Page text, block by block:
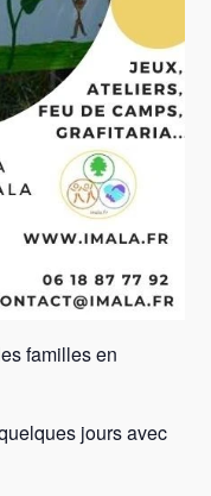
familles en
jours avec